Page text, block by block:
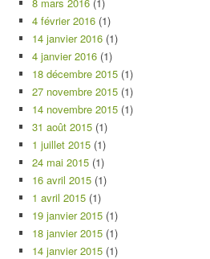
4 février 2016 (1)
14 janvier 2016 (1)
4 janvier 2016 (1)
18 décembre 2015 (1)
27 novembre 2015 (1)
14 novembre 2015 (1)
31 août 2015 (1)
1 juillet 2015 (1)
24 mai 2015 (1)
16 avril 2015 (1)
1 avril 2015 (1)
19 janvier 2015 (1)
18 janvier 2015 (1)
14 janvier 2015 (1)